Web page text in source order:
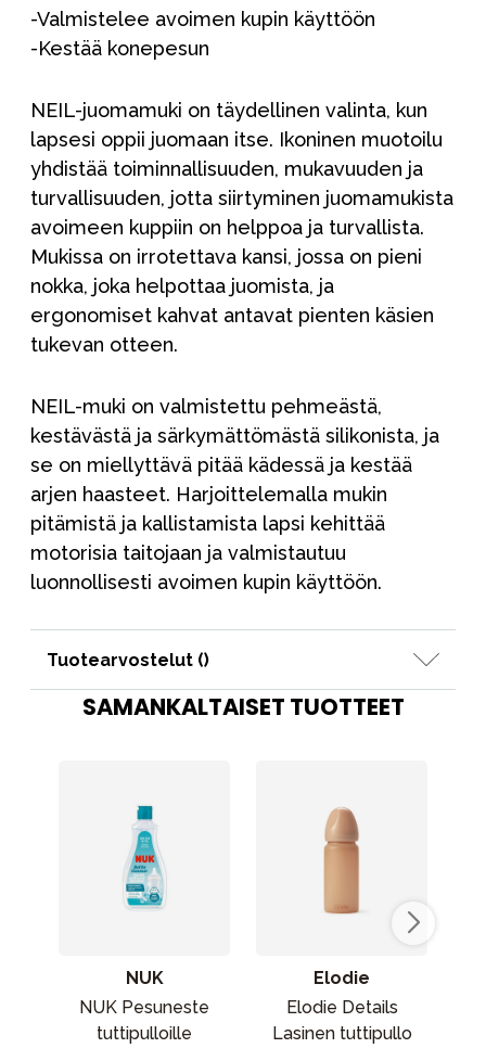
-Valmistelee avoimen kupin käyttöön
-Kestää konepesun
NEIL-juomamuki on täydellinen valinta, kun
lapsesi oppii juomaan itse. Ikoninen muotoilu
yhdistää toiminnallisuuden, mukavuuden ja
turvallisuuden, jotta siirtyminen juomamukista
avoimeen kuppiin on helppoa ja turvallista.
Mukissa on irrotettava kansi, jossa on pieni
nokka, joka helpottaa juomista, ja
ergonomiset kahvat antavat pienten käsien
tukevan otteen.
NEIL-muki on valmistettu pehmeästä,
kestävästä ja särkymättömästä silikonista, ja
se on miellyttävä pitää kädessä ja kestää
arjen haasteet. Harjoittelemalla mukin
pitämistä ja kallistamista lapsi kehittää
motorisia taitojaan ja valmistautuu
luonnollisesti avoimen kupin käyttöön.
Tuotearvostelut ()
SAMANKALTAISET TUOTTEET
NUK
NUK Pesuneste
tuttipulloille
Elodie
Elodie Details
Lasinen tuttipullo